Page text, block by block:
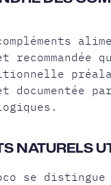
documentée
NATURELS
se distingue